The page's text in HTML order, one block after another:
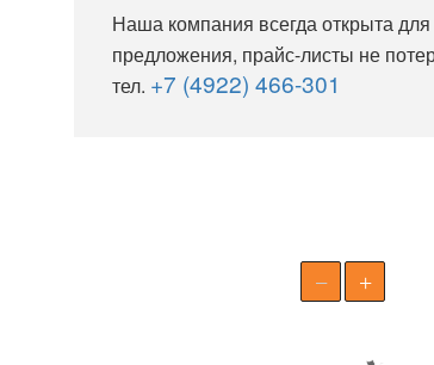
Наша компания всегда открыта
предложения, прайс-листы не
тел. +7 (4922) 466-301
− +